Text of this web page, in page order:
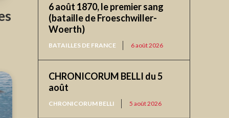
6 août 1870, le premier sang
(bataille de Froeschwiller-
Woerth)
BATAILLES DE FRANCE 6 août 2026
CHRONICORUM BELLI du 5
août
CHRONICORUM BELLI 5 août 2026